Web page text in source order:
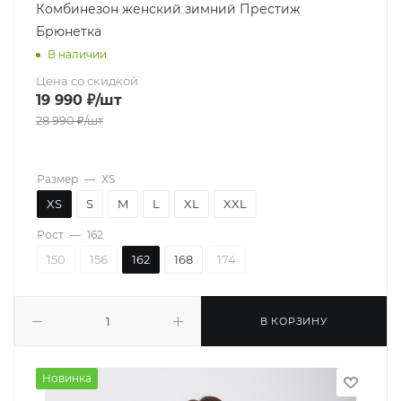
Комбинезон женский зимний Престиж
Брюнетка
В наличии
Цена со скидкой
19 990 ₽/шт
28 990₽/шт
В КОРЗИНУ
Размер — XS
XS S M L XL XXL
Рост — 162
150 156 162 168 174
Новинка